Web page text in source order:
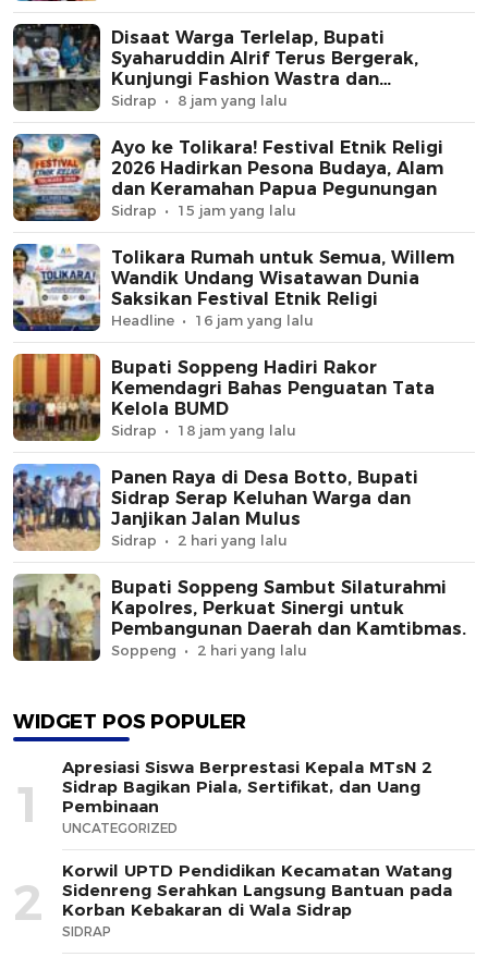
Disaat Warga Terlelap, Bupati
Syaharuddin Alrif Terus Bergerak,
Kunjungi Fashion Wastra dan
Gelblaster Tournament di Mogan
Sidrap 8 jam yang lalu
Ayo ke Tolikara! Festival Etnik Religi
2026 Hadirkan Pesona Budaya, Alam
dan Keramahan Papua Pegunungan
Sidrap 15 jam yang lalu
Tolikara Rumah untuk Semua, Willem
Wandik Undang Wisatawan Dunia
Saksikan Festival Etnik Religi
Headline 16 jam yang lalu
Bupati Soppeng Hadiri Rakor
Kemendagri Bahas Penguatan Tata
Kelola BUMD
Sidrap 18 jam yang lalu
Panen Raya di Desa Botto, Bupati
Sidrap Serap Keluhan Warga dan
Janjikan Jalan Mulus
Sidrap 2 hari yang lalu
Bupati Soppeng Sambut Silaturahmi
Kapolres, Perkuat Sinergi untuk
Pembangunan Daerah dan Kamtibmas.
Soppeng 2 hari yang lalu
WIDGET POS POPULER
1
Apresiasi Siswa Berprestasi Kepala MTsN 2
Sidrap Bagikan Piala, Sertifikat, dan Uang
Pembinaan
UNCATEGORIZED
2
Korwil UPTD Pendidikan Kecamatan Watang
Sidenreng Serahkan Langsung Bantuan pada
Korban Kebakaran di Wala Sidrap
SIDRAP